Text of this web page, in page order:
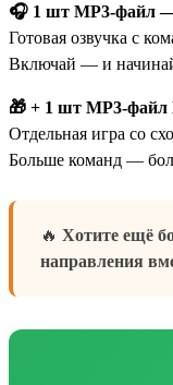
🎧 1 шт MP3-файл
Готовая озвучка с
Включай — и
🎁 + 1 шт MP3-
Отдельная игра со
Больше команд —
🔥 Хотите ещё
направления